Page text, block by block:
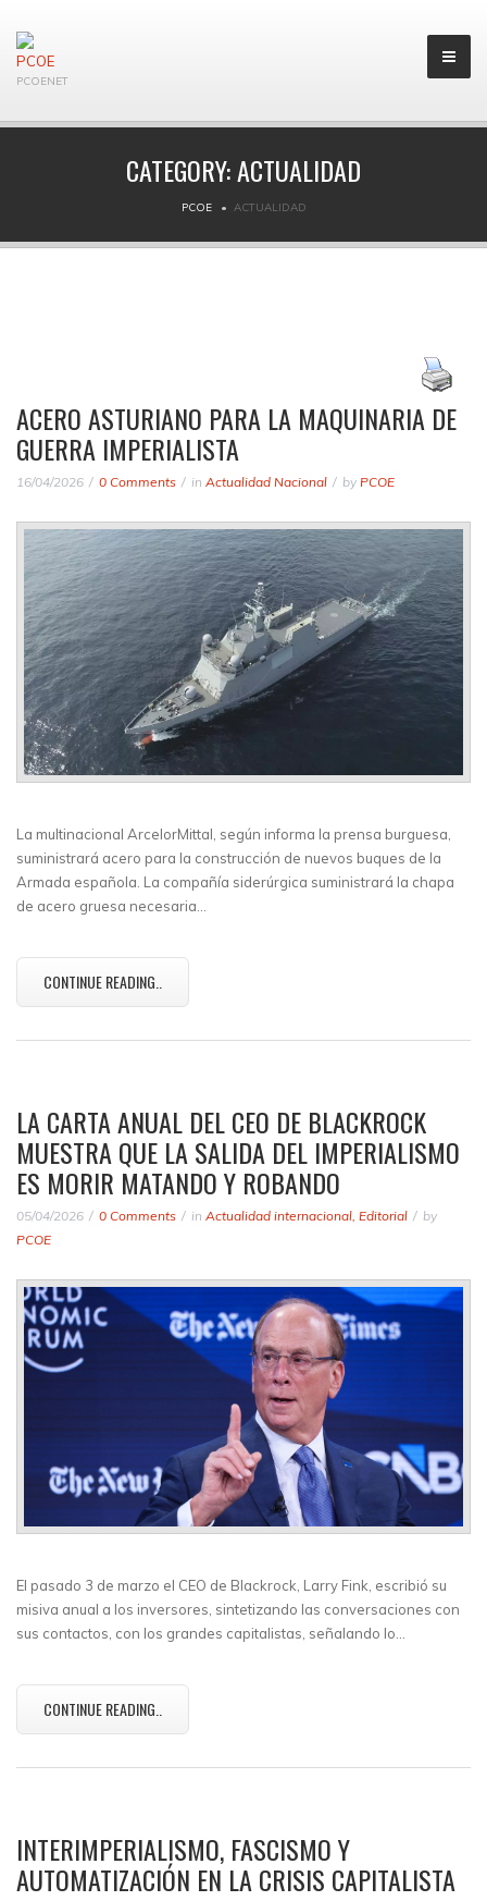
PCOENET
CATEGORY:ACTUALIDAD
PCOE ACTUALIDAD
ACERO ASTURIANO PARA LA MAQUINARIA DE
GUERRA IMPERIALISTA
16/04/2026 0 Comments in Actualidad Nacional by PCOE
La multinacional ArcelorMittal, según informa la prensa burguesa,
suministrará acero para la construcción de nuevos buques de la
Armada española. La compañía siderúrgica suministrará la chapa
de acero gruesa necesaria…
CONTINUE READING..
LA CARTA ANUAL DEL CEO DE BLACKROCK
MUESTRA QUE LA SALIDA DEL IMPERIALISMO
ES MORIR MATANDO Y ROBANDO
05/04/2026 0 Comments in Actualidad internacional Editorial
by
PCOE
El pasado 3 de marzo el CEO de Blackrock, Larry Fink, escribió su
misiva anual a los inversores, sintetizando las conversaciones con
sus contactos, con los grandes capitalistas, señalando lo…
CONTINUE READING..
INTERIMPERIALISMO, FASCISMO Y
AUTOMATIZACIÓN EN LA CRISIS CAPITALISTA